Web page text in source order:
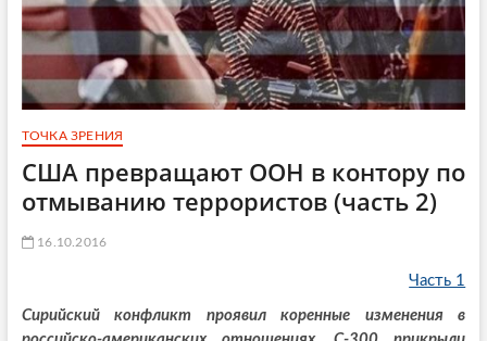
ТОЧКА ЗРЕНИЯ
США превращают ООН в контору по
отмыванию террористов (часть 2)
16.10.2016
Часть 1
Сирийский конфликт проявил коренные изменения в